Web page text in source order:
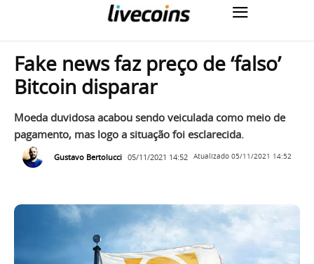
Fake news faz preço de ‘falso’
Bitcoin disparar
Moeda duvidosa acabou sendo veiculada como meio de
pagamento, mas logo a situação foi esclarecida.
Gustavo Bertolucci 05/11/2021 14:52 Atualizado 05/11/2021 14:52